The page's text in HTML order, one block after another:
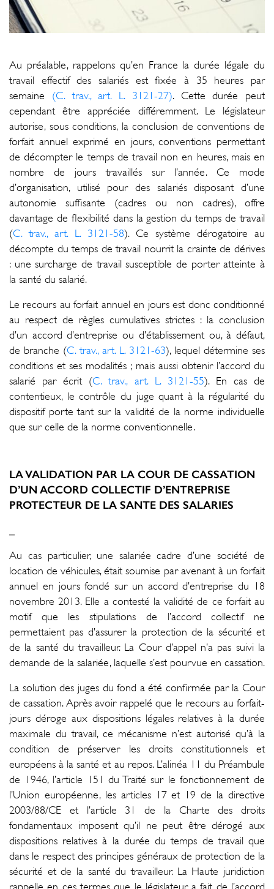
Au préalable, rappelons qu’en France la durée légale du
travail effectif des salariés est fixée à 35 heures par
semaine (C. trav., art. L. 3121-27). Cette durée peut
cependant être appréciée différemment. Le législateur
autorise, sous conditions, la conclusion de conventions de
forfait annuel exprimé en jours, conventions permettant
de décompter le temps de travail non en heures, mais en
nombre de jours travaillés sur l’année. Ce mode
d’organisation, utilisé pour des salariés disposant d’une
autonomie suffisante (cadres ou non cadres), offre
davantage de flexibilité dans la gestion du temps de travail
(C. trav., art. L. 3121-58). Ce système dérogatoire au
décompte du temps de travail nourrit la crainte de dérives
: une surcharge de travail susceptible de porter atteinte à
la santé du salarié.
Le recours au forfait annuel en jours est donc conditionné
au respect de règles cumulatives strictes : la conclusion
d’un accord d’entreprise ou d’établissement ou, à défaut,
de branche (C. trav., art. L. 3121-63), lequel détermine ses
conditions et ses modalités ; mais aussi obtenir l’accord du
salarié par écrit (C. trav., art. L. 3121-55). En cas de
contentieux, le contrôle du juge quant à la régularité du
dispositif porte tant sur la validité de la norme individuelle
que sur celle de la norme conventionnelle.
LA VALIDATION PAR LA COUR DE CASSATION
D’UN ACCORD COLLECTIF D’ENTREPRISE
PROTECTEUR DE LA SANTE DES SALARIES
Au cas particulier, une salariée cadre d’une société de
location de véhicules, était soumise par avenant à un forfait
annuel en jours fondé sur un accord d’entreprise du 18
novembre 2013. Elle a contesté la validité de ce forfait au
motif que les stipulations de l’accord collectif ne
permettaient pas d’assurer la protection de la sécurité et
de la santé du travailleur. La Cour d’appel n’a pas suivi la
demande de la salariée, laquelle s’est pourvue en cassation.
La solution des juges du fond a été confirmée par la Cour
de cassation. Après avoir rappelé que le recours au forfait-
jours déroge aux dispositions légales relatives à la durée
maximale du travail, ce mécanisme n’est autorisé qu’à la
condition de préserver les droits constitutionnels et
européens à la santé et au repos. L’alinéa 11 du Préambule
de 1946, l’article 151 du Traité sur le fonctionnement de
l’Union européenne, les articles 17 et 19 de la directive
2003/88/CE et l’article 31 de la Charte des droits
fondamentaux imposent qu’il ne peut être dérogé aux
dispositions relatives à la durée du temps de travail que
dans le respect des principes généraux de protection de la
sécurité et de la santé du travailleur. La Haute juridiction